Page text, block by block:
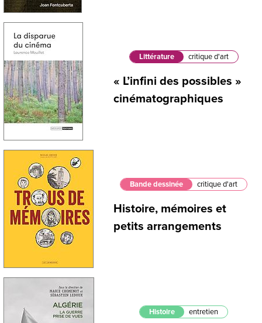
Littérature critique d'art
« L’infini des possibles »
cinématographiques
Bande dessinée critique d'art
Histoire, mémoires et
petits arrangements
Histoire entretien